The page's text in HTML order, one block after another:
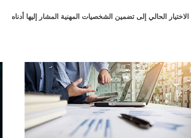
الحالي إلى تضمين الشخصيات المهنية المشار إليها أدناه